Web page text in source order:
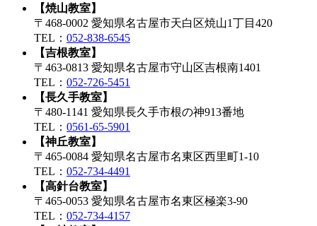
【焼山教室】
〒468-0002 愛知県名古屋市天白区焼山1丁目420
TEL： 052-838-6545
【吉根教室】
〒463-0813 愛知県名古屋市守山区吉根南1401
TEL： 052-726-5451
【長久手教室】
〒480-1141 愛知県長久手市根の神913番地
TEL： 0561-65-5901
【神丘教室】
〒465-0084 愛知県名古屋市名東区西里町1-10
TEL： 052-734-4491
【高針台教室】
〒465-0053 愛知県名古屋市名東区極楽3-90
TEL： 052-734-4157